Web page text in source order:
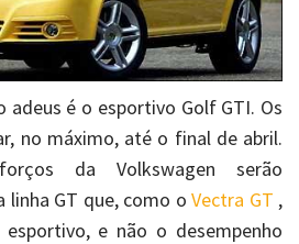
adeus é o esportivo Golf GTI. Os
no máximo, até o final de abril.
da Volkswagen serão
linha GT que, como o Vectra GT ,
e não o desempenho